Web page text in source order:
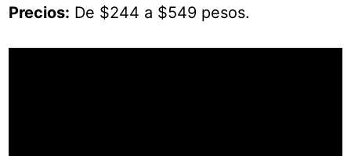
Precios: De $244 a $549 pesos.